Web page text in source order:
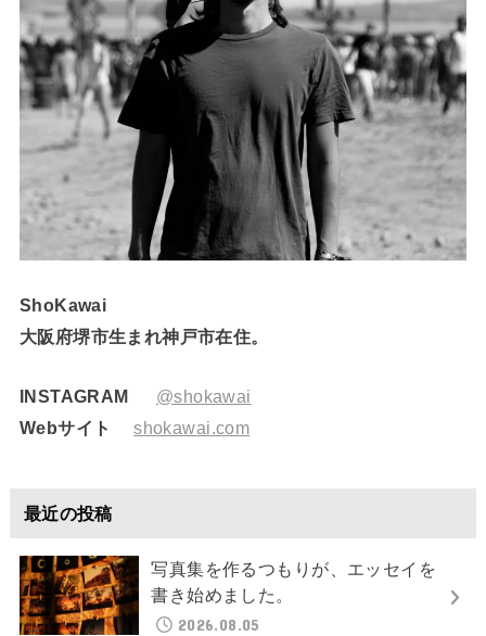
ShoKawai
大阪府堺市生まれ神戸市在住。
INSTAGRAM
@shokawai
Webサイト
shokawai.com
最近の投稿
写真集を作るつもりが、エッセイを
書き始めました。
2026.08.05